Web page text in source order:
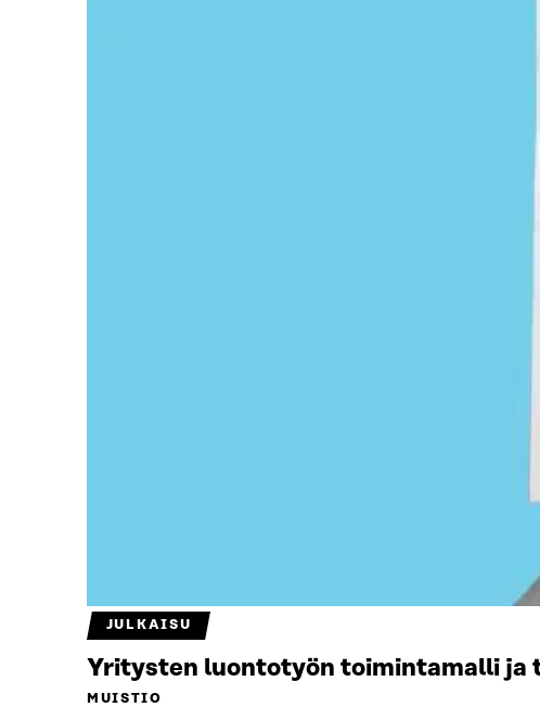
JULKAISU
Yritysten luontotyön toimintamalli ja
MUISTIO